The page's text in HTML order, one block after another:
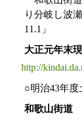
り分岐し波
11.1」
大正元年末
http://
○明治43年度
和歌山街道